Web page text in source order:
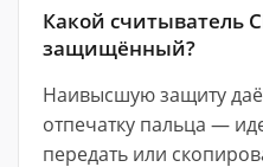
Какой считыватель
защищённый?
Наивысшую защиту
отпечатку пальца —
передать или